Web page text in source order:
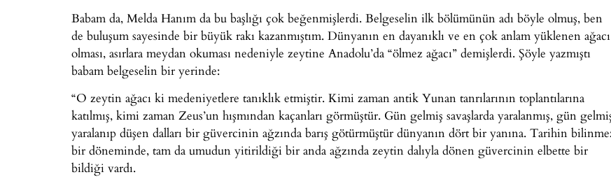
Babam da, Melda Hanım da bu başlığı çok beğenmişlerdi. Belgeselin ilk bölümünün adı böyle olmuş, ben
de buluşum sayesinde bir büyük rakı kazanmıştım. Dünyanın en dayanıklı ve en çok anlam yüklenen ağacı
olması, asırlara meydan okuması nedeniyle zeytine Anadolu’da “ölmez ağacı” demişlerdi. Şöyle yazmıştı
babam belgeselin bir yerinde:
“O zeytin ağacı ki medeniyetlere tanıklık etmiştir. Kimi zaman antik Yunan tanrılarının toplantılarına
katılmış, kimi zaman Zeus’un hışmından kaçanları görmüştür. Gün gelmiş savaşlarda yaralanmış, gün
yaralanıp düşen dalları bir güvercinin ağzında barış götürmüştür dünyanın dört bir yanına. Tarihin
bir döneminde, tam da umudun yitirildiği bir anda ağzında zeytin dalıyla dönen güvercinin elbette bir
bildiği vardı.